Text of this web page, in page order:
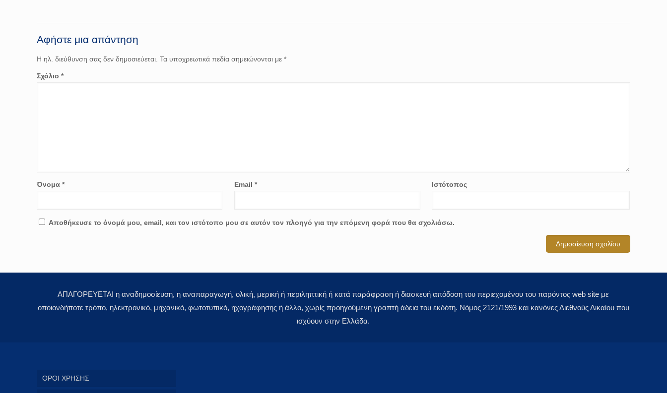
Αφήστε μια απάντηση
Η ηλ. διεύθυνση σας δεν δημοσιεύεται. Τα υποχρεωτικά πεδία σημειώνονται με*
Σχόλιο*
Όνομα* Email* Ιστότοπος
Αποθήκευσε το όνομά μου, email, και τον ιστότοπο μου σε αυτόν τον πλοηγό για την επόμενη φορά που θα σχολιάσω.
ΑΠΑΓΟΡΕΥΕΤΑΙ η αναδημοσίευση, η αναπαραγωγή, ολική, μερική ή περιληπτική ή κατά παράφραση ή διασκευή απόδοση του περιεχομένου του παρόντος web site με
οποιονδήποτε τρόπο, ηλεκτρονικό, μηχανικό, φωτοτυπικό, ηχογράφησης ή άλλο, χωρίς προηγούμενη γραπτή άδεια του εκδότη. Νόμος 2121/1993 και κανόνες Διεθνούς Δικαίου που
ισχύουν στην Ελλάδα.
ΟΡΟΙ ΧΡΗΣΗΣ